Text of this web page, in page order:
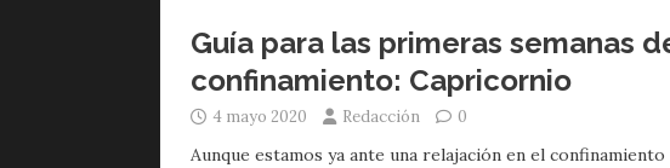
Guía para las primeras semanas
confinamiento: Capricornio
4 mayo 2020 Redacción 0
Aunque estamos ya ante una relajación en el